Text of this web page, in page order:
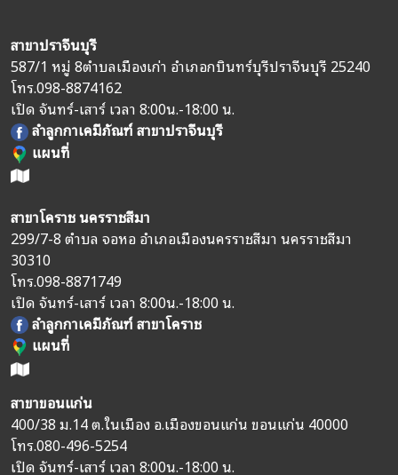
สาขาปราจีนบุรี
587/1 หมู่ 8ตำบลเมืองเก่า อำเภอกบินทร์บุรีปราจีนบุรี 25240
โทร.098-8874162
เปิด จันทร์-เสาร์ เวลา 8:00น.-18:00 น.
ลำลูกกาเคมีภัณฑ์ สาขาปราจีนบุรี
แผนที่
สาขาโคราช นครราชสีมา
299/7-8 ตำบล จอหอ อำเภอเมืองนครราชสีมา นครราชสีมา
30310
โทร.098-8871749
เปิด จันทร์-เสาร์ เวลา 8:00น.-18:00 น.
ลำลูกกาเคมีภัณฑ์ สาขาโคราช
แผนที่
สาขาขอนแก่น
400/38 ม.14 ต.ในเมือง อ.เมืองขอนแก่น ขอนแก่น 40000
โทร.080-496-5254
เปิด จันทร์-เสาร์ เวลา 8:00น.-18:00 น.